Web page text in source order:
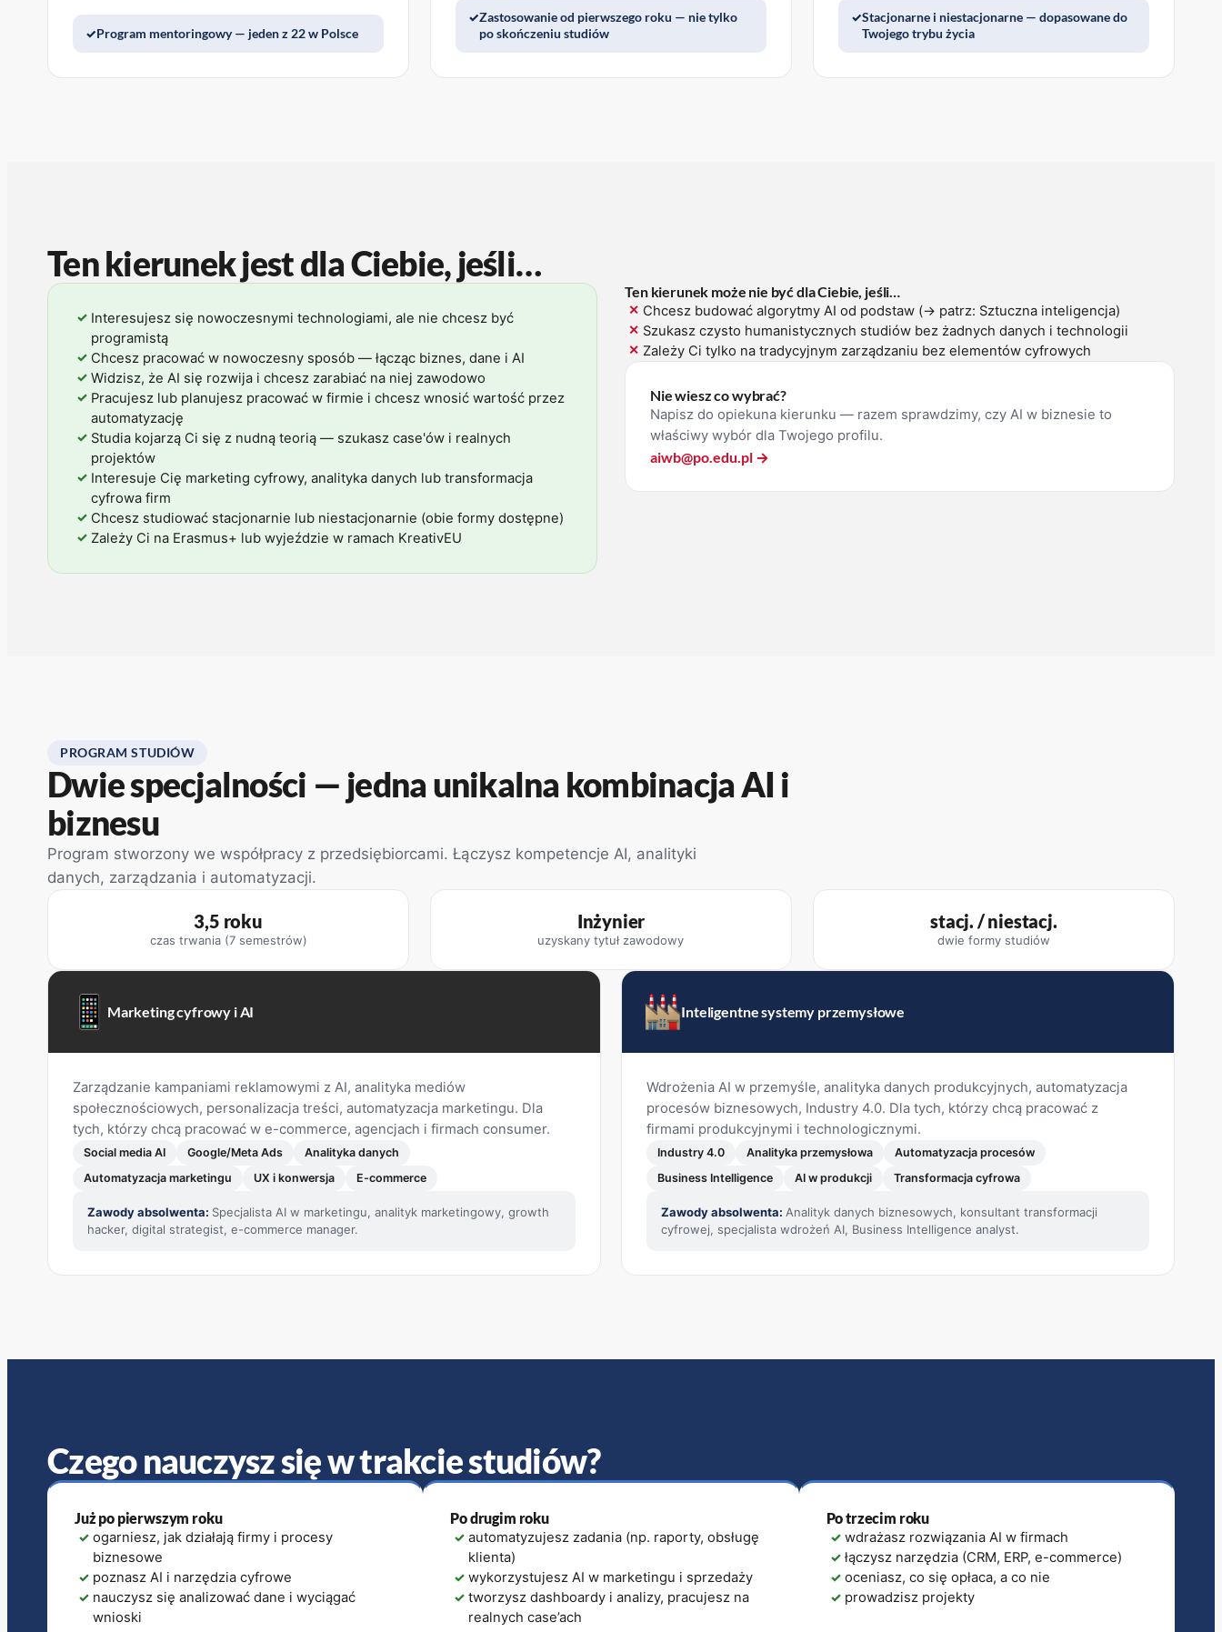
Program mentoringowy — jeden z 22 w Polsce
Zastosowanie od pierwszego roku — nie tylko
po skończeniu studiów
Stacjonarne i niestacjonarne — dopasowane do
Twojego trybu życia
Ten kierunek jest dla Ciebie, jeśli…
✓ Interesujesz się nowoczesnymi technologiami, ale nie chcesz być
programistą
✓ Chcesz pracować w nowoczesny sposób — łącząc biznes, dane i AI
✓ Widzisz, że AI się rozwija i chcesz zarabiać na niej zawodowo
✓ Pracujesz lub planujesz pracować w firmie i chcesz wnosić wartość przez
automatyzację
✓ Studia kojarzą Ci się z nudną teorią — szukasz case'ów i realnych
projektów
✓ Interesuje Cię marketing cyfrowy, analityka danych lub transformacja
cyfrowa firm
✓ Chcesz studiować stacjonarnie lub niestacjonarnie (obie formy dostępne)
✓ Zależy Ci na Erasmus+ lub wyjeździe w ramach KreativEU
Ten kierunek może nie być dla Ciebie, jeśli…
✕ Chcesz budować algorytmy AI od podstaw (→ patrz: Sztuczna inteligencja)
✕ Szukasz czysto humanistycznych studiów bez żadnych danych i technologii
✕ Zależy Ci tylko na tradycyjnym zarządzaniu bez elementów cyfrowych
Nie wiesz co wybrać?
Napisz do opiekuna kierunku — razem sprawdzimy, czy AI w biznesie to
właściwy wybór dla Twojego profilu.
aiwb@po.edu.pl →
PROGRAM STUDIÓW
Dwie specjalności — jedna unikalna kombinacja AI i
biznesu
Program stworzony we współpracy z przedsiębiorcami. Łączysz kompetencje AI, analityki
danych, zarządzania i automatyzacji.
3,5 roku
czas trwania (7 semestrów)
Inżynier
uzyskany tytuł zawodowy
stacj. / niestacj.
dwie formy studiów
Marketing cyfrowy i AI
Zarządzanie kampaniami reklamowymi z AI, analityka mediów
społecznościowych, personalizacja treści, automatyzacja marketingu. Dla
tych, którzy chcą pracować w e-commerce, agencjach i firmach consumer.
Social media AI Google/Meta Ads
Analityka danych
Automatyzacja marketingu
UX i konwersja E-commerce
Zawody absolwenta: Specjalista AI w marketingu, analityk marketingowy, growth
hacker, digital strategist, e-commerce manager.
Inteligentne systemy przemysłowe
Wdrożenia AI w przemyśle, analityka danych produkcyjnych, automatyzacja
procesów biznesowych, Industry 4.0. Dla tych, którzy chcą pracować z
firmami produkcyjnymi i technologicznymi.
Industry 4.0 Analityka przemysłowa
Automatyzacja procesów
Business Intelligence
AI w produkcji Transformacja cyfrowa
Zawody absolwenta: Analityk danych biznesowych, konsultant transformacji
cyfrowej, specjalista wdrożeń AI, Business Intelligence analyst.
Czego nauczysz się w trakcie studiów?
Już po pierwszym roku
✓ ogarniesz, jak działają firmy i procesy
biznesowe
✓ poznasz AI i narzędzia cyfrowe
✓ nauczysz się analizować dane i wyciągać
wnioski
Po drugim roku
✓ automatyzujesz zadania (np. raporty, obsługę
klienta)
✓ wykorzystujesz AI w marketingu i sprzedaży
✓ tworzysz dashboardy i analizy, pracujesz na
realnych case’ach
Po trzecim roku
✓ wdrażasz rozwiązania AI w firmach
✓ łączysz narzędzia (CRM, ERP, e-commerce)
✓ oceniasz, co się opłaca, a co nie
✓ prowadzisz projekty